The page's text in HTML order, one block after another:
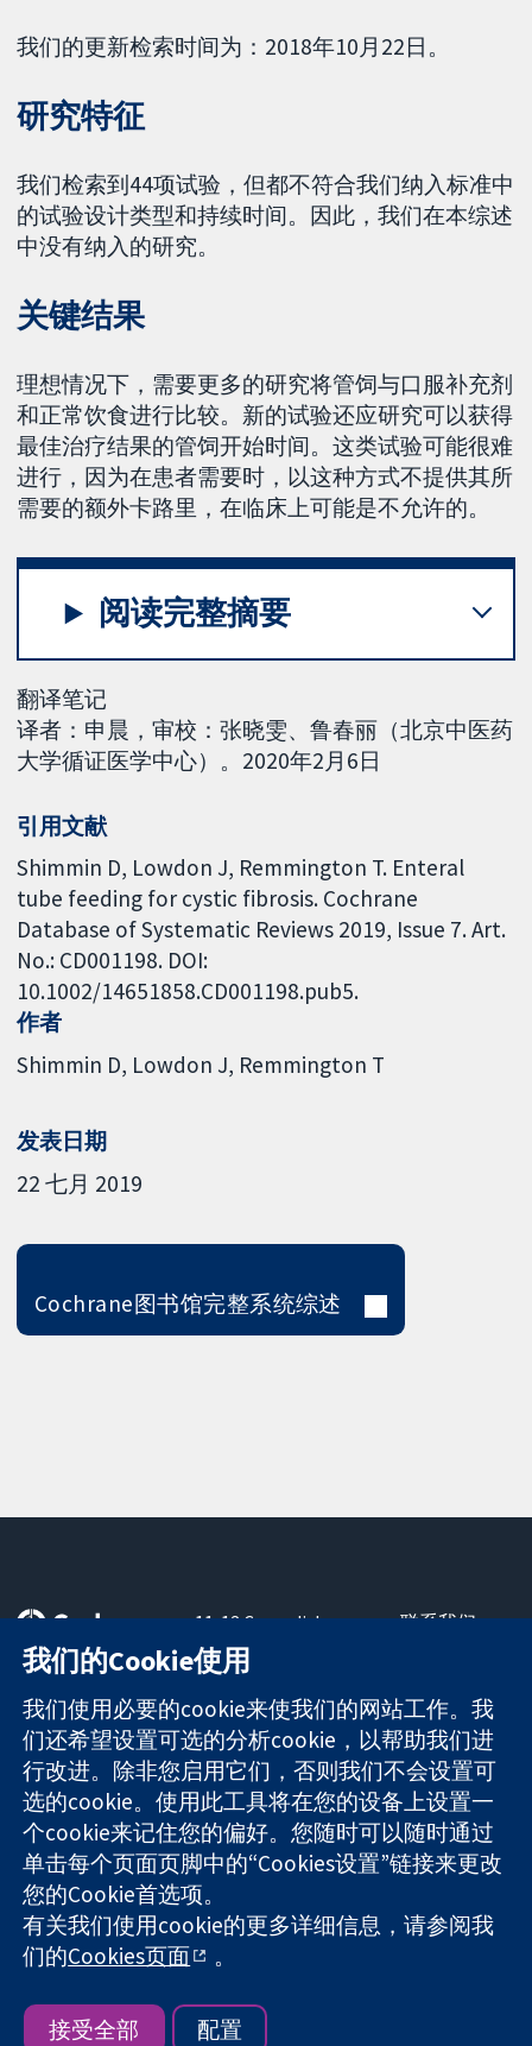
我们的更新检索时间为：2018年10月22日。
研究特征
我们检索到44项试验，但都不符合我们纳入标准中
的试验设计类型和持续时间。因此，我们在本综述
中没有纳入的研究。
关键结果
理想情况下，需要更多的研究将管饲与口服补充剂
和正常饮食进行比较。新的试验还应研究可以获得
最佳治疗结果的管饲开始时间。这类试验可能很难
进行，因为在患者需要时，以这种方式不提供其所
需要的额外卡路里，在临床上可能是不允许的。
阅读完整摘要
翻译笔记
译者：申晨，审校：张晓雯、鲁春丽（北京中医药
大学循证医学中心）。2020年2月6日
引用文献
Shimmin D, Lowdon J, Remmington T. Enteral
tube feeding for cystic fibrosis. Cochrane
Database of Systematic Reviews 2019, Issue 7. Art.
No.: CD001198. DOI:
10.1002/14651858.CD001198.pub5.
作者
Shimmin D Lowdon J Remmington T
发表日期
22 七月 2019
Cochrane图书馆完整系统综述
可信任的证据
知情决定
更完善的医疗健
康
11-13 Cavendish
Square
London
W1G 0AN
United Kingdom
联系我们
关于我们
工作机会
Cochrane
Library
The Cochrane Collaboration is a charity (no. 1045921) and a
company limited by guarantee (no. 03044323) registered in
England & Wales. VAT registration number GB 718 2127 49.
版权所有：© 2026 Cochrane协作网
我们的Cookie使用
我们使用必要的cookie来使我们的网站工作。我
们还希望设置可选的分析cookie，以帮助我们进
行改进。除非您启用它们，否则我们不会设置可
选的cookie。使用此工具将在您的设备上设置一
个cookie来记住您的偏好。您随时可以随时通过
单击每个页面页脚中的“Cookies设置”链接来更改
您的Cookie首选项。
有关我们使用cookie的更多详细信息，请参阅我
们的Cookies页面 。
接受全部 配置